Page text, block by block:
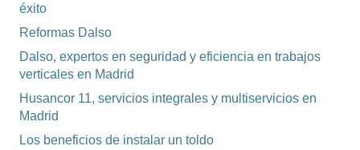
éxito
Reformas Dalso
Dalso, expertos en seguridad y eficiencia en trabajos
verticales en Madrid
Husancor 11, servicios integrales y multiservicios en
Madrid
Los beneficios de instalar un toldo